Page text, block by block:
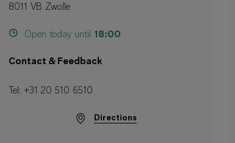
8011 VB Zwolle
Open today until 18:00
Contact & Feedback
Tel: +31 20 510 6510
Directions